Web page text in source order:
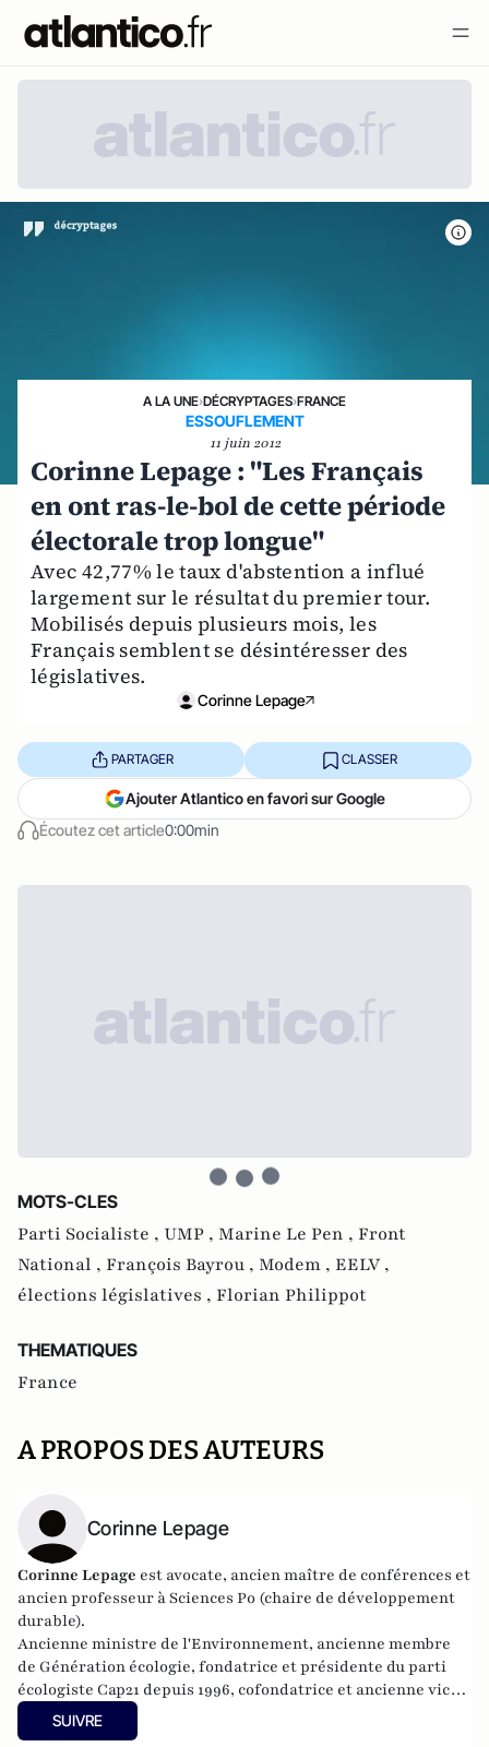
A LA UNE›DÉCRYPTAGES›FRANCE
ESSOUFLEMENT
11 juin 2012
Corinne Lepage : "Les Français
en ont ras-le-bol de cette période
électorale trop longue"
Avec 42,77% le taux d'abstention a influé
largement sur le résultat du premier tour.
Mobilisés depuis plusieurs mois, les
Français semblent se désintéresser des
législatives.
Corinne Lepage
Écoutez cet article0:00min
PARTAGER CLASSER
Ajouter Atlantico en favori sur Google
MOTS-CLES
Parti Socialiste , UMP , Marine Le Pen , Front
National , François Bayrou , Modem , EELV ,
élections législatives , Florian Philippot
THEMATIQUES
France
A PROPOS DES AUTEURS
Corinne Lepage
Corinne Lepage est avocate, ancien maître de conférences et
ancien professeur à Sciences Po (chaire de développement
durable).
Ancienne ministre de l'Environnement, ancienne membre
de Génération écologie, fondatrice et présidente du parti
écologiste Cap21 depuis 1996, cofondatrice et ancienne vice-
présidente du Mouvement démocrate jusqu'en mars 2010,
elle est députée au Parlement européen de 2009 à 2014. En
SUIVRE